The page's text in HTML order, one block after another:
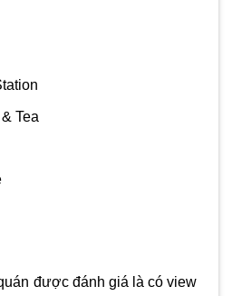
Tea
được đánh giá là có view